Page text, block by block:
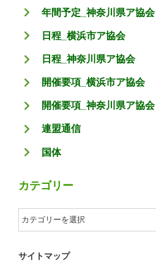
年間予定_神奈川県ア協会
日程_横浜市ア協会
日程_神奈川県ア協会
開催要項_横浜市ア協会
開催要項_神奈川県ア協会
連盟通信
国体
カテゴリー
カ
テ
ゴ
サイトマップ